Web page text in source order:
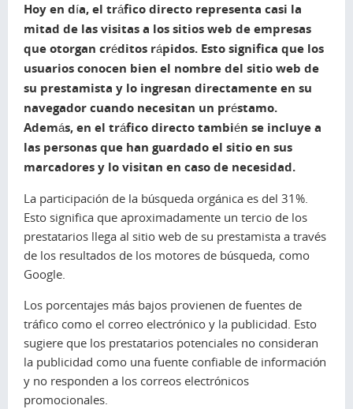
Hoy en día, el tráfico directo representa casi la
mitad de las visitas a los sitios web de empresas
que otorgan créditos rápidos. Esto significa que los
usuarios conocen bien el nombre del sitio web de
su prestamista y lo ingresan directamente en su
navegador cuando necesitan un préstamo.
Además, en el tráfico directo también se incluye a
las personas que han guardado el sitio en sus
marcadores y lo visitan en caso de necesidad.
La participación de la búsqueda orgánica es del 31%.
Esto significa que aproximadamente un tercio de los
prestatarios llega al sitio web de su prestamista a través
de los resultados de los motores de búsqueda, como
Google.
Los porcentajes más bajos provienen de fuentes de
tráfico como el correo electrónico y la publicidad. Esto
sugiere que los prestatarios potenciales no consideran
la publicidad como una fuente confiable de información
y no responden a los correos electrónicos
promocionales.